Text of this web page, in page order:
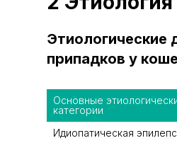
припадков у
Основные
категории
Идиопатическая